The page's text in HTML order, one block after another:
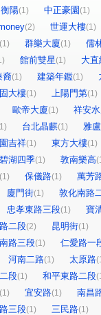
陽(1) 中正豪園(1)
(2) 世運大樓(1)
(1) 群樂大廈(1)
儒
館前雙星(1)
大
裔(1) 建築年鑑(1)
大樓(1) 上陽門第(1)
歐帝大廈(1)
祥安
台北晶麒(1)
雅
吉祥(1) 東方大樓(1)
碧湖四季(1) 敦南樂高
(1) 保儀路(1)
萬芳
廈門街(1)
敦化南路
忠孝東路三段(1)
寶
二段(2) 昆明街(1)
路三段(1)
仁愛路一
河南二路(1) 太原路
段(1) 和平東路二段
(1) 宜安路(1)
南昌
三段(1) 三民路(1)